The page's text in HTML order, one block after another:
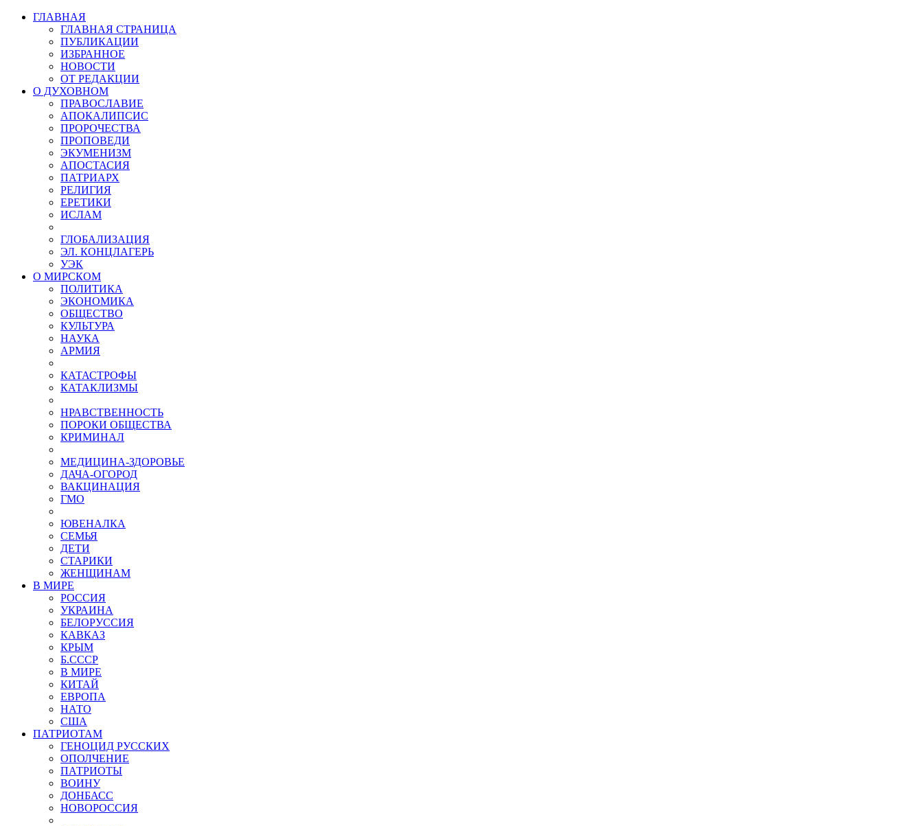
ГЛАВНАЯ
ГЛАВНАЯ СТРАНИЦА
ПУБЛИКАЦИИ
ИЗБРАННОЕ
НОВОСТИ
ОТ РЕДАКЦИИ
О ДУХОВНОМ
ПРАВОСЛАВИЕ
АПОКАЛИПСИС
ПРОРОЧЕСТВА
ПРОПОВЕДИ
ЭКУМЕНИЗМ
АПОСТАСИЯ
ПАТРИАРХ
РЕЛИГИЯ
ЕРЕТИКИ
ИСЛАМ
ГЛОБАЛИЗАЦИЯ
ЭЛ. КОНЦЛАГЕРЬ
УЭК
О МИРСКОМ
ПОЛИТИКА
ЭКОНОМИКА
ОБЩЕСТВО
КУЛЬТУРА
НАУКА
АРМИЯ
КАТАСТРОФЫ
КАТАКЛИЗМЫ
НРАВСТВЕННОСТЬ
ПОРОКИ ОБЩЕСТВА
КРИМИНАЛ
МЕДИЦИНА-ЗДОРОВЬЕ
ДАЧА-ОГОРОД
ВАКЦИНАЦИЯ
ГМО
ЮВЕНАЛКА
СЕМЬЯ
ДЕТИ
СТАРИКИ
ЖЕНЩИНАМ
В МИРЕ
РОСCИЯ
УКРАИНА
БЕЛОРУССИЯ
КАВКАЗ
КРЫМ
Б.СССР
В МИРЕ
КИТАЙ
ЕВРОПА
НАТО
США
ПАТРИОТАМ
ГЕНОЦИД РУССКИХ
ОПОЛЧЕНИЕ
ПАТРИОТЫ
ВОИНУ
ДОНБАСС
НОВОРОССИЯ